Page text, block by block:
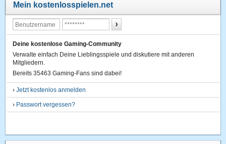
Mein kostenlosspielen.net
Deine kostenlose Gaming-Community
Verwalte einfach Deine Lieblingsspiele und diskutiere mit anderen
Mitgliedern.
Bereits 35463 Gaming-Fans sind dabei!
›Jetzt kostenlos anmelden
› Passwort vergessen?